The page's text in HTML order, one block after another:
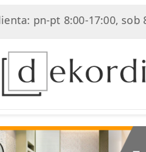
pt 8:00-17:00, sob 8:00-